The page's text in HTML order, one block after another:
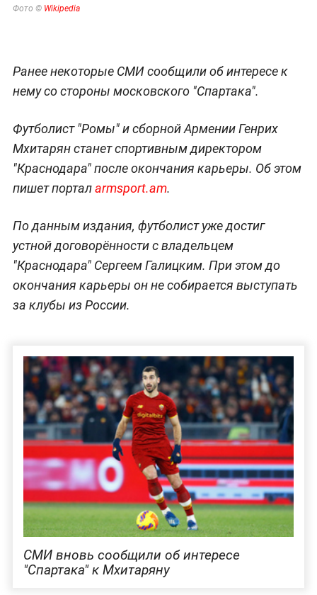
Фото © Wikipedia
Ранее некоторые СМИ сообщили об интересе к
нему со стороны московского "Спартака".
Футболист "Ромы" и сборной Армении Генрих
Мхитарян станет спортивным директором
"Краснодара" после окончания карьеры. Об этом
пишет порталarmsport.am.
По данным издания, футболист уже достиг
устной договорённости с владельцем
"Краснодара" Сергеем Галицким. При этом до
окончания карьеры он не собирается выступать
за клубы из России.
СМИ вновь сообщили об интересе
"Спартака" к Мхитаряну